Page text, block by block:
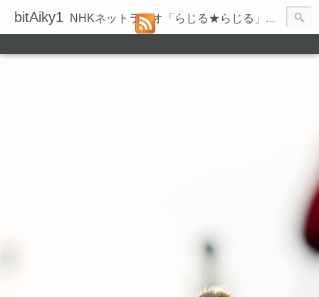
bitAiky1 NHKネットラジオ「らじる★らじる」の録音履歴